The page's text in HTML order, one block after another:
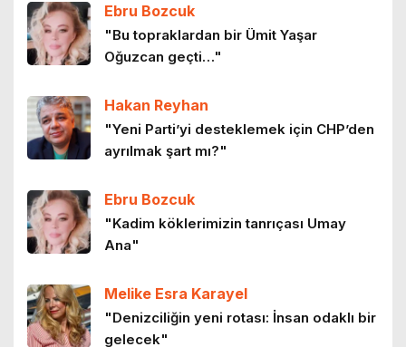
Ebru Bozcuk
"Bu topraklardan bir Ümit Yaşar
Oğuzcan geçti…"
Hakan Reyhan
"Yeni Parti’yi desteklemek için CHP’den
ayrılmak şart mı?"
Ebru Bozcuk
"Kadim köklerimizin tanrıçası Umay
Ana"
Melike Esra Karayel
"Denizciliğin yeni rotası: İnsan odaklı bir
gelecek"